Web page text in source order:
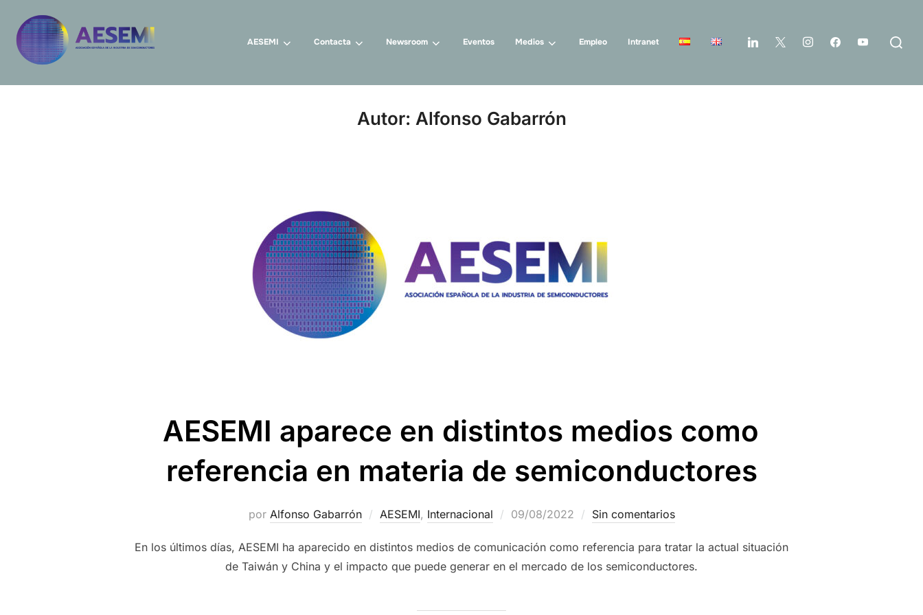
AESEMI Contacta Newsroom Eventos Medios Empleo Intranet
Autor: Alfonso Gabarrón
AESEMI aparece en distintos medios como
referencia en materia de semiconductores
por Alfonso Gabarrón AESEMI, Internacional 09/08/2022 Sin comentarios
En los últimos días, AESEMI ha aparecido en distintos medios de comunicación como referencia para tratar la actual situación
de Taiwán y China y el impacto que puede generar en el mercado de los semiconductores.